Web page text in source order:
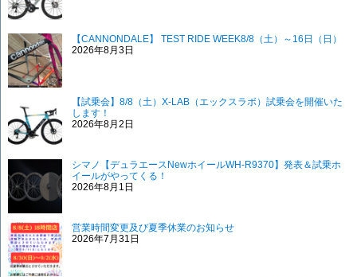
【CANNONDALE】 TEST RIDE WEEK8/8（土）～16日（日）
2026年8月3日
【試乗会】8/8（土）X-LAB（エックスラボ）試乗会を開催いた
します！
2026年8月2日
シマノ【デュラエースNewホイールWH-R9370】発表＆試乗ホ
イールがやってくる！
2026年8月1日
営業時間変更及び夏季休業のお知らせ
2026年7月31日